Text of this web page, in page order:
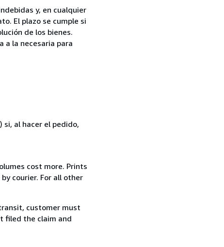
y, en cualquier
El plazo se cumple si
de los bienes.
a la necesaria para
si, al hacer el pedido,
cost more. Prints
courier. For all other
customer must
filed the claim and